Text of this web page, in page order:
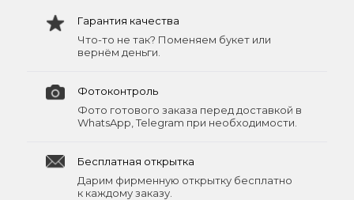
Гарантия качества
Что-то не так? Поменяем букет или
вернём деньги.
Фотоконтроль
Фото готового заказа перед доставкой в
WhatsApp, Telegram при необходимости.
Бесплатная открытка
Дарим фирменную открытку бесплатно
к каждому заказу.